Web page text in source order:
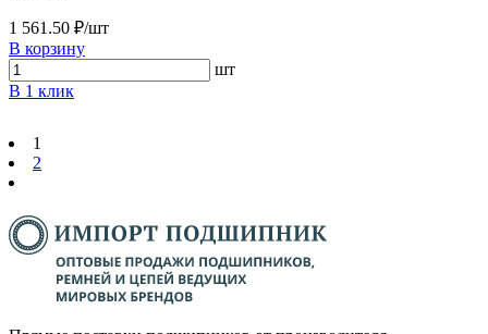
1 561.50 ₽/шт
В корзину
шт
В 1 клик
1
2